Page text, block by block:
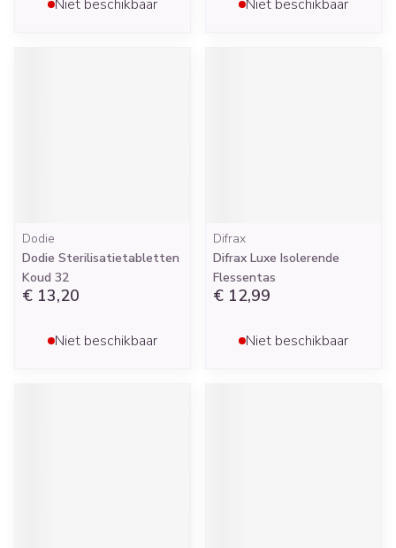
Niet beschikbaar Niet beschikbaar
Dodie
Dodie Sterilisatietabletten
Koud 32
€ 13,20
Niet beschikbaar
Difrax
Difrax Luxe Isolerende
Flessentas
€ 12,99
Niet beschikbaar